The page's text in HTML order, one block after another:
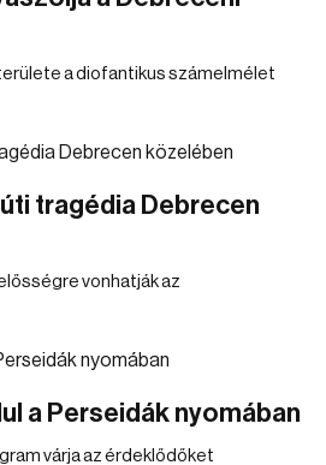
a diofantikus számelmélet
tragédia Debrecen
vonhatják az
a Perseidák nyomában
várja az érdeklődőket